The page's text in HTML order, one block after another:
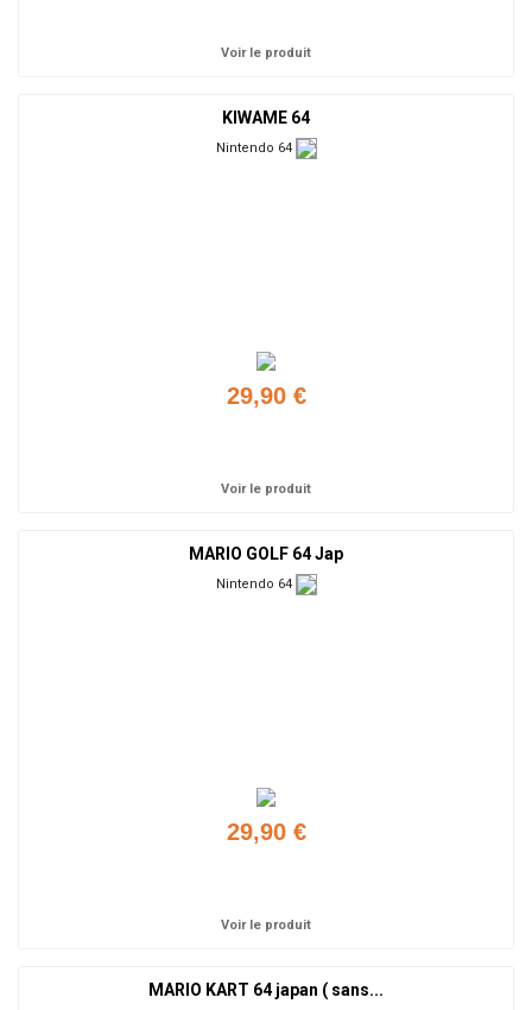
Voir le produit
KIWAME 64
Nintendo 64
29,90 €
Voir le produit
MARIO GOLF 64 Jap
Nintendo 64
29,90 €
Voir le produit
MARIO KART 64 japan ( sans...